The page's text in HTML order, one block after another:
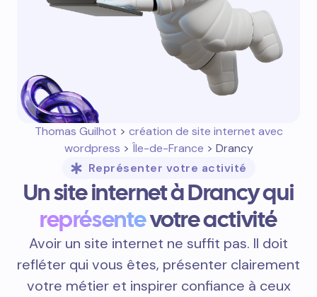
Thomas Guilhot > création de site internet avec
wordpress > Île-de-France > Drancy
Représenter votre activité
Un site internet à Drancy qui
représentevotre activité
Avoir un site internet ne suffit pas. Il doit
refléter qui vous êtes, présenter clairement
votre métier et inspirer confiance à ceux